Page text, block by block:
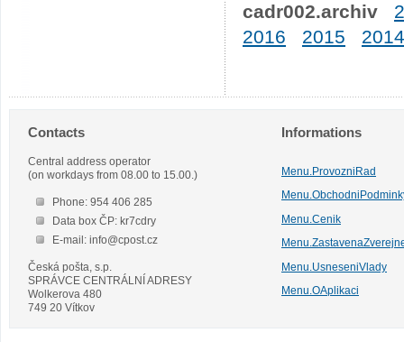
cadr002.archiv
2016
2015 2014
Contacts
Central address operator
(on workdays from 08.00 to 15.00.)
Phone: 954 406 285
Data box ČP: kr7cdry
E-mail: info@cpost.cz
Česká pošta, s.p.
SPRÁVCE CENTRÁLNÍ ADRESY
Wolkerova 480
749 20 Vítkov
Informations
Menu.ProvozniRad
Menu.Cenik
Menu.UsneseniVlady
Menu.OAplikaci